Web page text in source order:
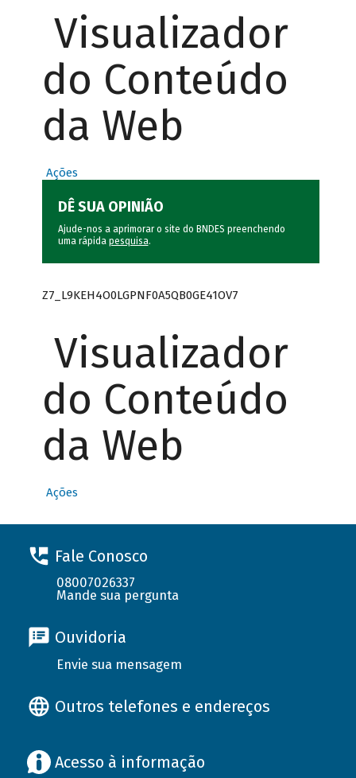
Visualizador
do Conteúdo
da Web
Ações
DÊ SUA OPINIÃO
Ajude-nos a aprimorar o site do BNDES preenchendo
uma rápida pesquisa.
Z7_L9KEH4O0LGPNF0A5QB0GE41OV7
Visualizador
do Conteúdo
da Web
Ações
Fale Conosco
08007026337
Mande sua pergunta
Ouvidoria
Envie sua mensagem
Outros telefones e endereços
Acesso à informação